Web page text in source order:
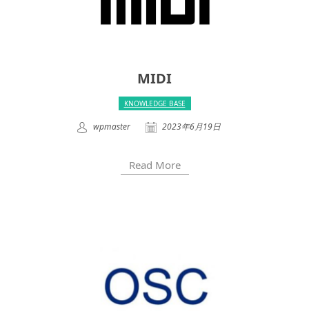
MIDI
KNOWLEDGE BASE
wpmaster 2023年6月19日
Read More